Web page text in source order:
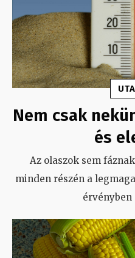
Nem csak
és
Az olaszok sem
minden részén a
érvényben